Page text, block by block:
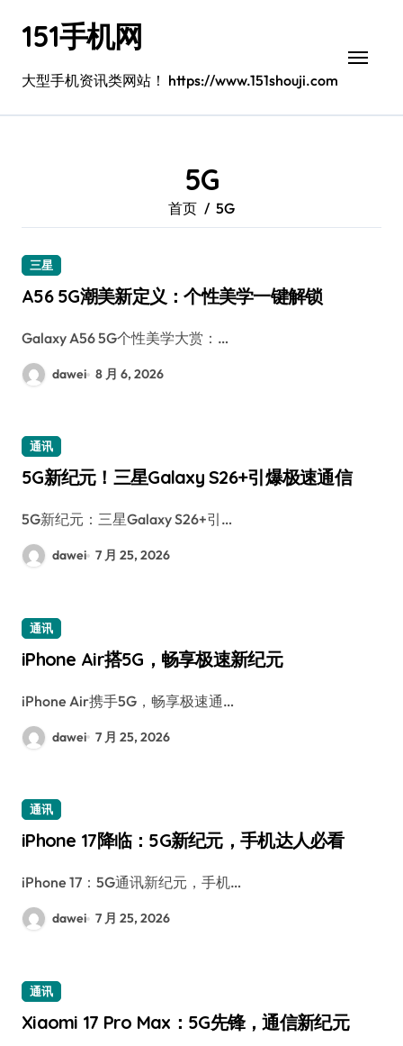
151手机网
大型手机资讯类网站！ https://www.151shouji.com
5G
首页 5G
三星
A56 5G潮美新定义：个性美学一键解锁
Galaxy A56 5G个性美学大赏：…
dawei 8 月 6, 2026
通讯
5G新纪元！三星Galaxy S26+引爆极速通信
5G新纪元：三星Galaxy S26+引…
dawei 7 月 25, 2026
通讯
iPhone Air搭5G，畅享极速新纪元
iPhone Air携手5G，畅享极速通…
dawei 7 月 25, 2026
通讯
iPhone 17降临：5G新纪元，手机达人必看
iPhone 17：5G通讯新纪元，手机…
dawei 7 月 25, 2026
通讯
Xiaomi 17 Pro Max：5G先锋，通信新纪元